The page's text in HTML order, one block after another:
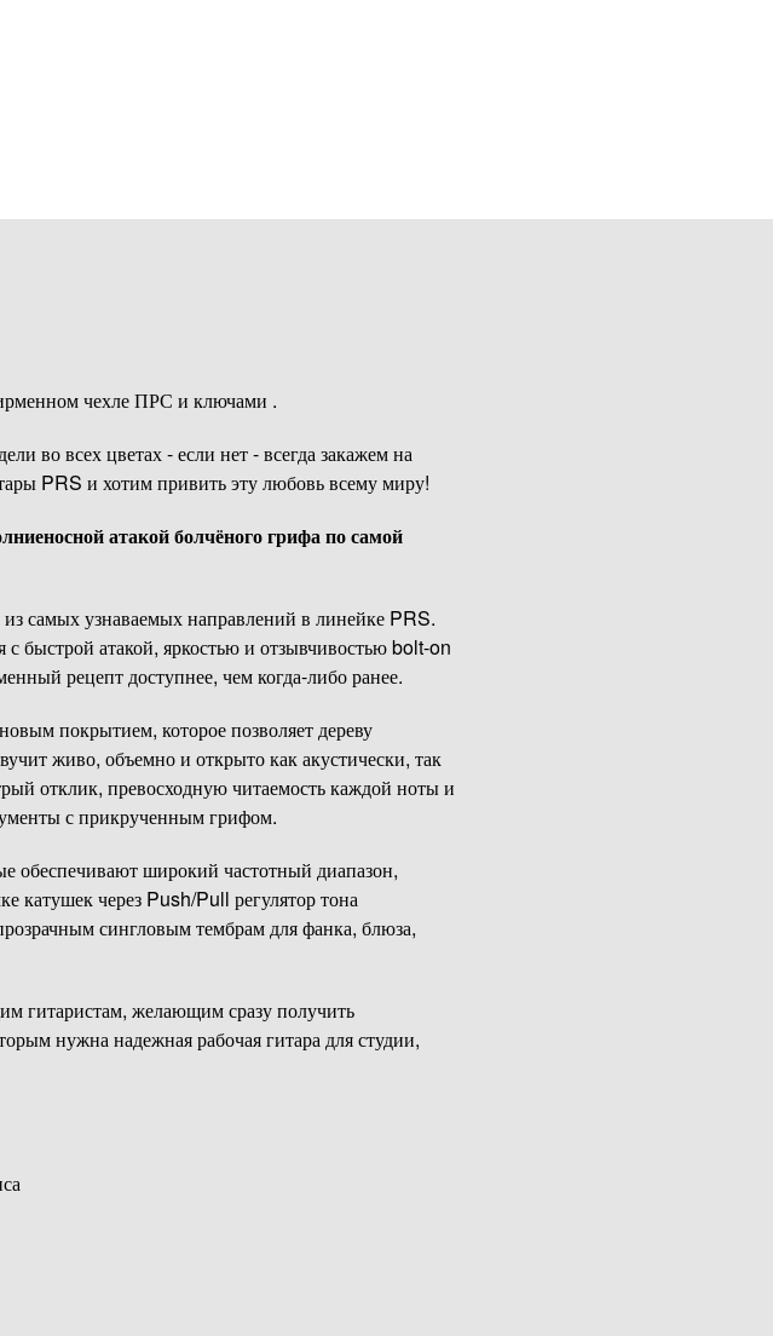
чехле ПРС и ключами .
во всех цветах - если нет - всегда закажем на
PRS и хотим привить эту любовь всему миру!
атакой болчёного грифа по самой
самых узнаваемых направлений в линейке PRS.
быстрой атакой, яркостью и отзывчивостью bolt-on
рецепт доступнее, чем когда-либо ранее.
покрытием, которое позволяет дереву
живо, объемно и открыто как акустически, так
отклик, превосходную читаемость каждой ноты и
с прикрученным грифом.
обеспечивают широкий частотный диапазон,
катушек через Push/Pull регулятор тона
сингловым тембрам для фанка, блюза,
гитаристам, желающим сразу получить
нужна надежная рабочая гитара для студии,